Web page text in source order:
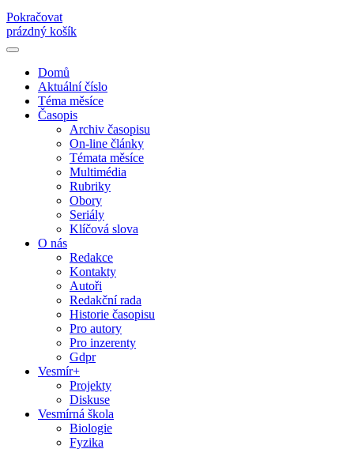
Pokračovat
prázdný košík
Domů
Aktuální číslo
Téma měsíce
Časopis
Archiv časopisu
On-line články
Témata měsíce
Multimédia
Rubriky
Obory
Seriály
Klíčová slova
O nás
Redakce
Kontakty
Autoři
Redakční rada
Historie časopisu
Pro autory
Pro inzerenty
Gdpr
Vesmír+
Projekty
Diskuse
Vesmírná škola
Biologie
Fyzika